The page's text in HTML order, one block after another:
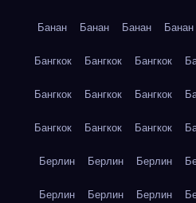
Банан Банан Банан Банан
Бангкок Бангкок Бангкок
Бангкок Бангкок Бангкок
Бангкок Бангкок Бангкок
Берлин Берлин Берлин
Берлин Берлин Берлин